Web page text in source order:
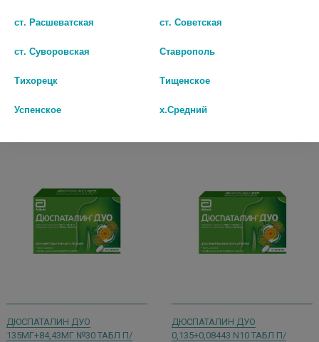
ПРОЛОНГ. /ВЕЛФАРМ/
205 руб.
ДЮСПАТАЛИН ДУО
135МГ+84,43МГ №30 ТАБЛ П/
ДЮСПАТАЛИН ДУО
0,135+0,08443 N10 ТАБЛ П/
ст. Расшеватская ст. Советская
ст. Суворовская Ставрополь
Тихорецк Тищенское
Успенское х.Средний